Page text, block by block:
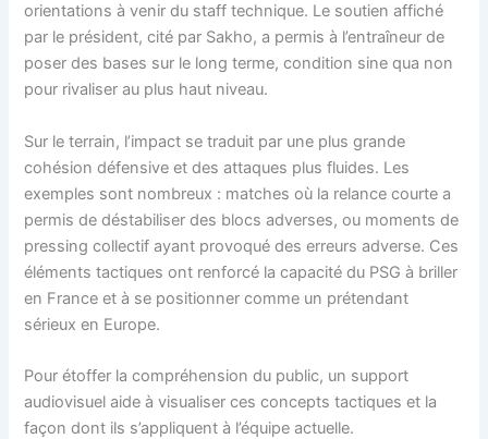
orientations à venir du staff technique. Le soutien affiché
par le président, cité par Sakho, a permis à l’entraîneur de
poser des bases sur le long terme, condition sine qua non
pour rivaliser au plus haut niveau.
Sur le terrain, l’impact se traduit par une plus grande
cohésion défensive et des attaques plus fluides. Les
exemples sont nombreux : matches où la relance courte a
permis de déstabiliser des blocs adverses, ou moments de
pressing collectif ayant provoqué des erreurs adverse. Ces
éléments tactiques ont renforcé la capacité du PSG à briller
en France et à se positionner comme un prétendant
sérieux en Europe.
Pour étoffer la compréhension du public, un support
audiovisuel aide à visualiser ces concepts tactiques et la
façon dont ils s’appliquent à l’équipe actuelle.